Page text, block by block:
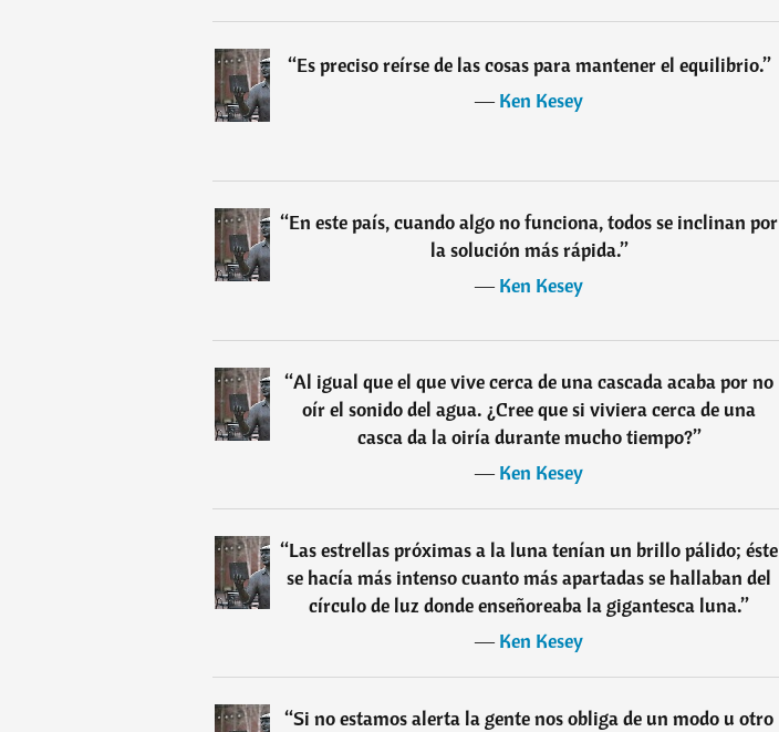
“Es preciso reírse de las cosas para mantener el equilibrio.”
―Ken Kesey
“En este país, cuando algo no funciona, todos se inclinan por
la solución más rápida.”
―Ken Kesey
“Al igual que el que vive cerca de una cascada acaba por no
oír el sonido del agua. ¿Cree que si viviera cerca de una
casca da la oiría durante mucho tiempo?”
―Ken Kesey
“Las estrellas próximas a la luna tenían un brillo pálido; éste
se hacía más intenso cuanto más apartadas se hallaban del
círculo de luz donde enseñoreaba la gigantesca luna.”
―Ken Kesey
“Si no estamos alerta la gente nos obliga de un modo u otro